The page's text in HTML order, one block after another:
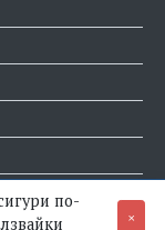
по-
×